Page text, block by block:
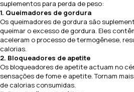
suplementos para perda de peso:
1. Queimadores de gordura
Os queimadores de gordura são
queimar o excesso de gordura. Eles
aceleram o processo de termogênese,
calorias.
2. Bloqueadores de apetite
Os bloqueadores de apetite actuam no
sensações de fome e apetite. Tornam
de calorias consumidas.